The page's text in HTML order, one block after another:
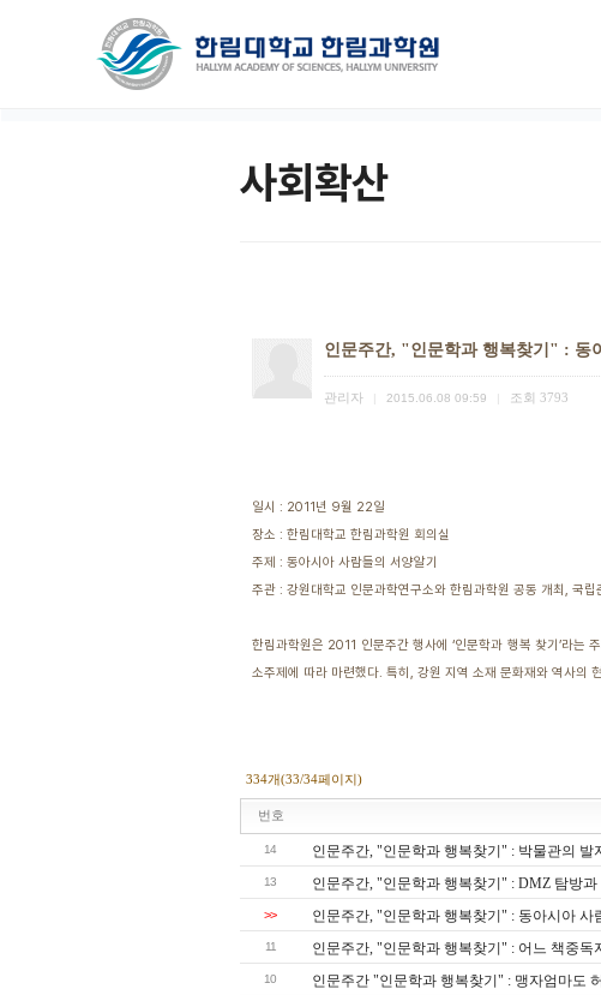
사회확산
인문주간, "인문학과 행복찾기" : 동
관리자 2015.06.08 09:59 조회 3793
일시 : 2011년 9월 22일
장소 : 한림대학교 한림과학원 회의실
주제 : 동아시아 사람들의 서양알기
주관 : 강원대학교 인문과학연구소와 한림과학원 공동 개최, 국립
한림과학원은 2011 인문주간 행사에 ‘인문학과 행복 찾기’라
소주제에 따라 마련했다. 특히, 강원 지역 소재 문화재와 역사의
334개(33/34페이지)
번호
14 인문주간, "인문학과 행복찾기" : 박물관의 발
13 인문주간, "인문학과 행복찾기" : DMZ 탐방
>> 인문주간, "인문학과 행복찾기" : 동아시아 사
11 인문주간, "인문학과 행복찾기" : 어느 책중독
10 인문주간 "인문학과 행복찾기" : 맹자엄마도